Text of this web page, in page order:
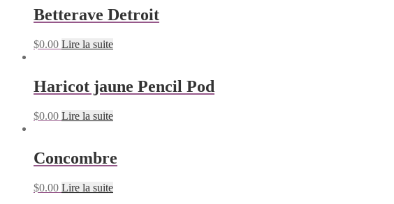
Betterave Detroit
$0.00 Lire la suite
Haricot jaune Pencil Pod
$0.00 Lire la suite
Concombre
$0.00 Lire la suite